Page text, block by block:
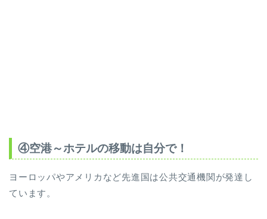
④空港～ホテルの移動は自分で！
ヨーロッパやアメリカなど先進国は公共交通機関が発達し
ています。